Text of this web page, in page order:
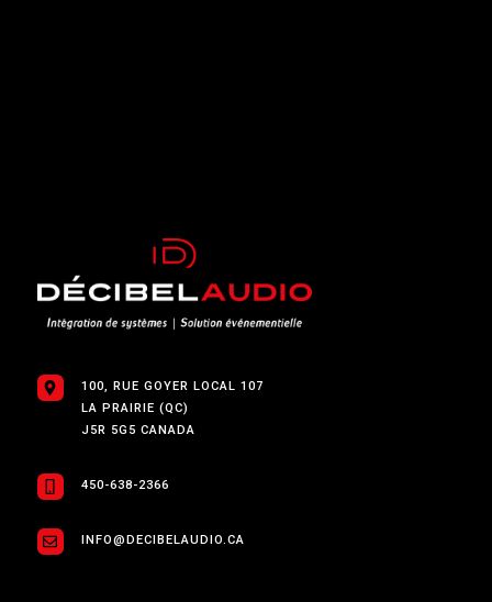
100, RUE GOYER LOCAL 107
LA PRAIRIE (QC)
J5R 5G5 CANADA
450-638-2366
INFO@DECIBELAUDIO.CA